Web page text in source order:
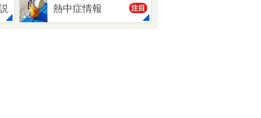
熱中症情報 注目